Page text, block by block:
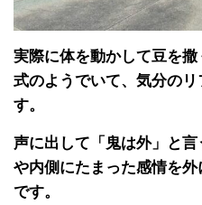
実際に体を動かして豆を
式のようでいて、気分の
す。
声に出して「鬼は外」と
や内側にたまった感情を
です。